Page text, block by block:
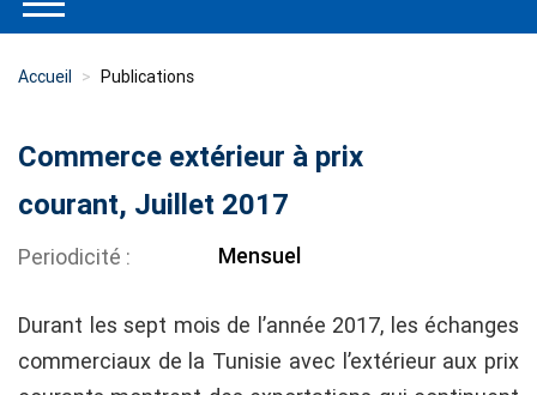
Accueil Publications
Commerce extérieur à prix
courant, Juillet 2017
Periodicité Mensuel
Durant les sept mois de l’année 2017, les échanges
commerciaux de la Tunisie avec l’extérieur aux prix